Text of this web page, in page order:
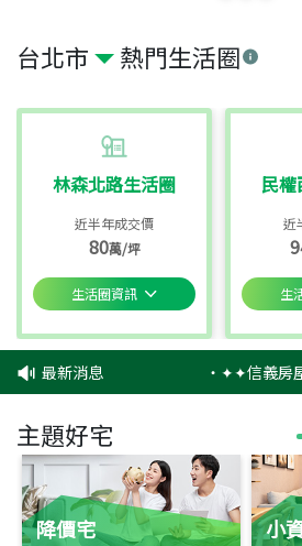
台北市 熱門生活圈
林森北路生活圈
近半年成交價
80萬/坪
生活圈資訊
民
近
生
最新消息 ‧✦✦信義房
主題好宅
降價宅 小